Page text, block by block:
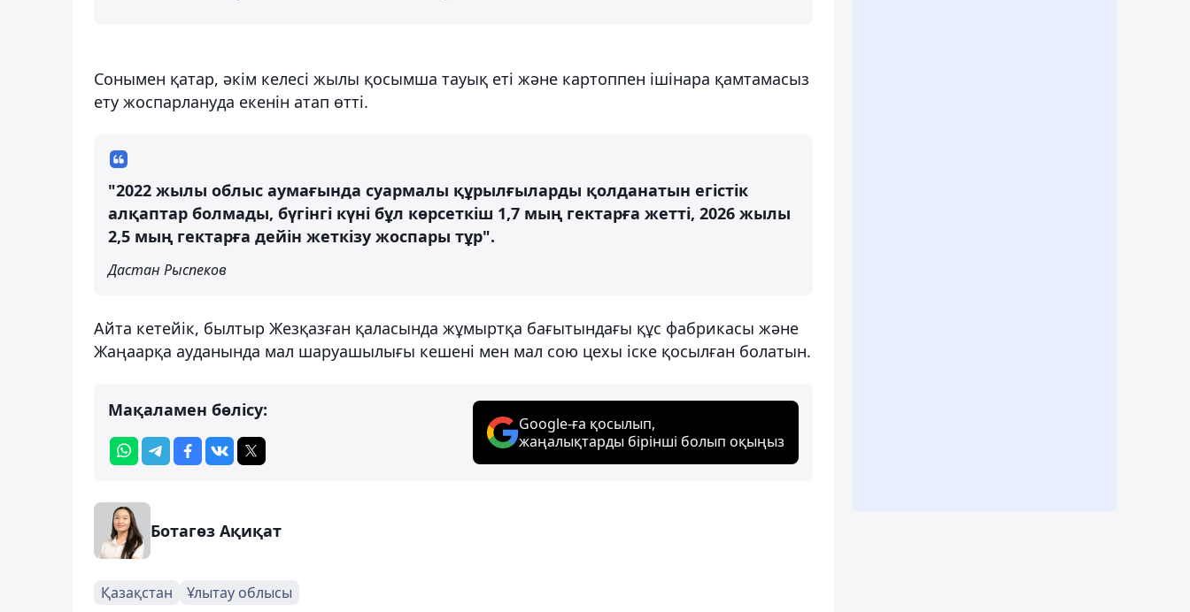
Сонымен қатар, әкім келесі жылы қосымша тауық еті және картоппен ішінара қамтамасыз
ету жоспарлануда екенін атап өтті.
"2022 жылы облыс аумағында суармалы құрылғыларды қолданатын егістік
алқаптар болмады, бүгінгі күні бұл көрсеткіш 1,7 мың гектарға жетті, 2026 жылы
2,5 мың гектарға дейін жеткізу жоспары тұр".
Дастан Рыспеков
Айта кетейік, былтыр Жезқазған қаласында жұмыртқа бағытындағы құс фабрикасы және
Жаңаарқа ауданында мал шаруашылығы кешені мен мал сою цехы іске қосылған болатын.
Мақаламен бөлісу:
Google-ға қосылып,
жаңалықтарды бірінші болып оқыңыз
Ботагөз Ақиқат
Қазақстан Ұлытау облысы